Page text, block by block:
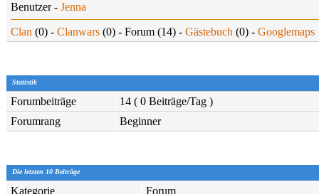
Benutzer - Jenna
Clan (0) - Clanwars (0) - Forum (14) - Gästebuch (0) - Googlemaps
Statistik
Forumbeiträge
14 ( 0 Beiträge/Tag )
Forumrang
Beginner
Die letzten 10 Beiträge
Kategorie
Forum